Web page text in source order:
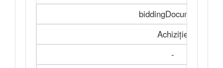
biddingDocuments
Achiziție
-